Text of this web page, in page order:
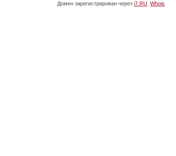
Домен зарегистрирован через i7.RU Whois